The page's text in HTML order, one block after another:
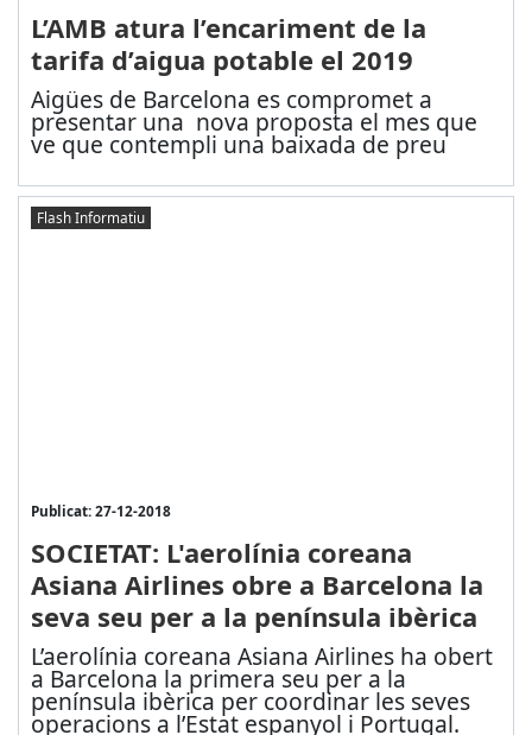
L’AMB atura l’encariment de la
tarifa d’aigua potable el 2019
Aigües de Barcelona es compromet a
presentar una nova proposta el mes que
ve que contempli una baixada de preu
Flash Informatiu
Publicat: 27-12-2018
SOCIETAT: L'aerolínia coreana
Asiana Airlines obre a Barcelona la
seva seu per a la península ibèrica
L’aerolínia coreana Asiana Airlines ha obert
a Barcelona la primera seu per a la
península ibèrica per coordinar les seves
operacions a l’Estat espanyol i Portugal.